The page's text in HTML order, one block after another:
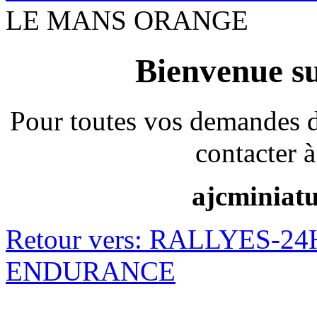
LE MANS ORANGE
Bienvenue
Pour toutes vos
contacter
Retour vers: RALLYES-
ENDURANCE